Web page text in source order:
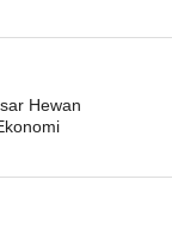
Hewan